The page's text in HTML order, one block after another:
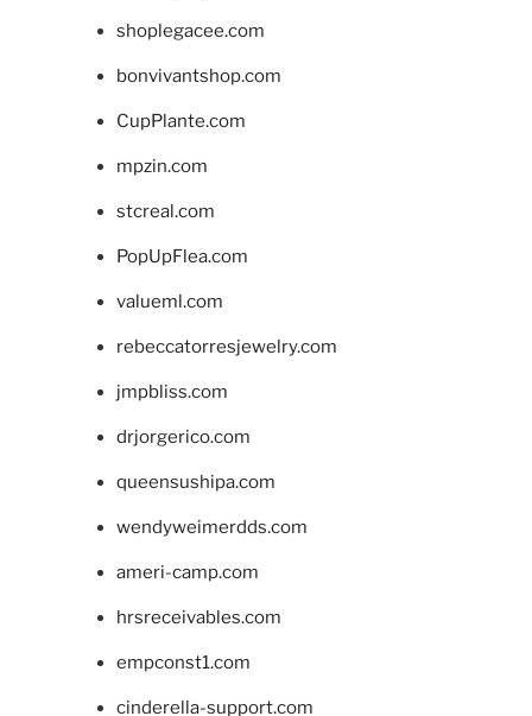
shoplegacee.com
bonvivantshop.com
CupPlante.com
mpzin.com
stcreal.com
PopUpFlea.com
valueml.com
rebeccatorresjewelry.com
jmpbliss.com
drjorgerico.com
queensushipa.com
wendyweimerdds.com
ameri-camp.com
hrsreceivables.com
empconst1.com
cinderella-support.com